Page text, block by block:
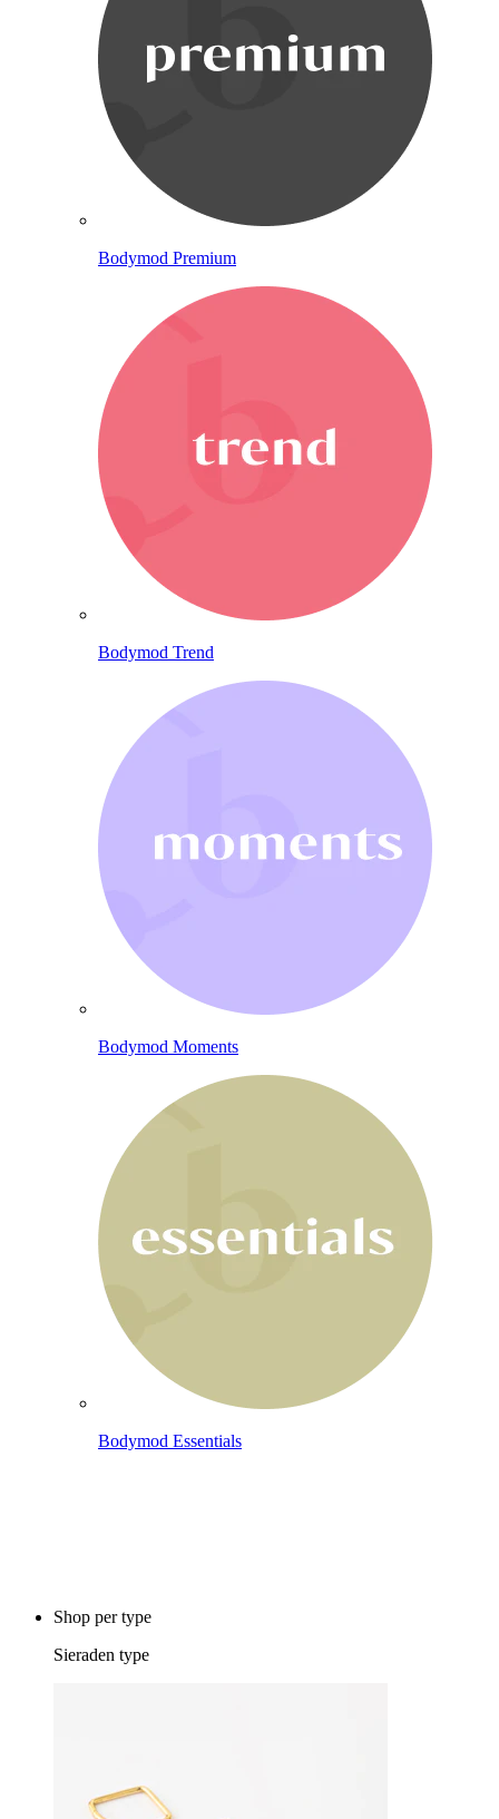
Bodymod Premium
Bodymod Trend
Bodymod Moments
Bodymod Essentials
Shop per type
Sieraden type